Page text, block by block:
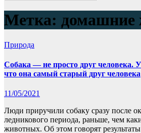
Метка: домашние
Природа
Собака — не просто друг человека.
что она самый старый друг человека
11/05/2021
Люди приручили собаку сразу после
ледникового периода, раньше, чем
животных. Об этом говорят